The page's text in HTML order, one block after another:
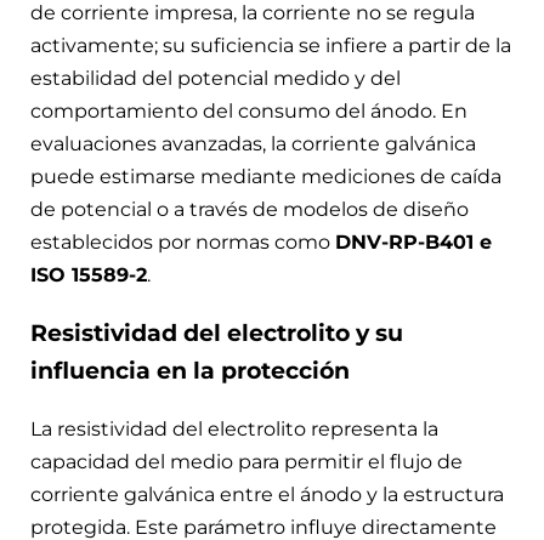
de corriente impresa, la corriente no se regula
activamente; su suficiencia se infiere a partir de la
estabilidad del potencial medido y del
comportamiento del consumo del ánodo. En
evaluaciones avanzadas, la corriente galvánica
puede estimarse mediante mediciones de caída
de potencial o a través de modelos de diseño
establecidos por normas como DNV-RP-B401 e
ISO 15589-2.
Resistividad del electrolito y su
influencia en la protección
La resistividad del electrolito representa la
capacidad del medio para permitir el flujo de
corriente galvánica entre el ánodo y la estructura
protegida. Este parámetro influye directamente